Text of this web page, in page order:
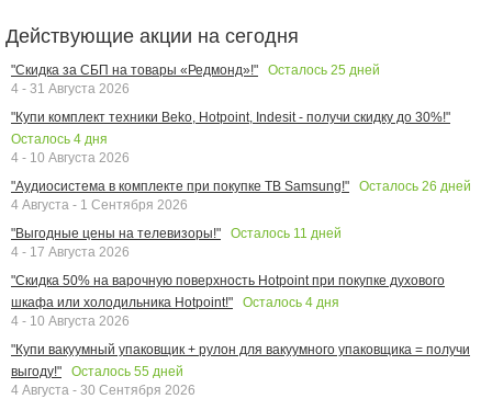
Действующие акции на сегодня
"Скидка за СБП на товары «Редмонд»!" Осталось 25 дней
4 - 31 Августа 2026
"Купи комплект техники Beko, Hotpoint, Indesit - получи скидку до 30%!"
Осталось 4 дня
4 - 10 Августа 2026
"Аудиосистема в комплекте при покупке ТВ Samsung!"
Осталось 26 дней
4 Августа - 1 Сентября 2026
"Выгодные цены на телевизоры!"
Осталось 11 дней
4 - 17 Августа 2026
"Скидка 50% на варочную поверхность Hotpoint при покупке духового
шкафа или холодильника Hotpoint!"
Осталось 4 дня
4 - 10 Августа 2026
"Купи вакуумный упаковщик + рулон для вакуумного упаковщика = получи
выгоду!"
Осталось 55 дней
4 Августа - 30 Сентября 2026